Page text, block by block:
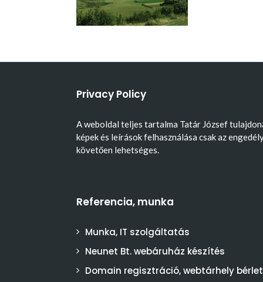
Privacy Policy
A weboldal teljes tartalma Tatár József
képek és leírások felhasználása csak az
követően lehetséges.
Referencia, munka
Munka, IT szolgáltatás
Neunet Bt. webáruház készítés
Domain regisztráció, webtárhely bérlet